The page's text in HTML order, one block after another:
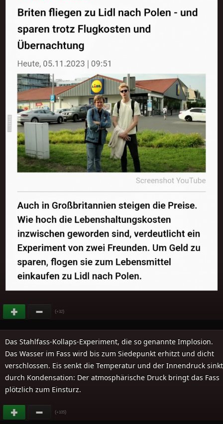
(+32)
Das Stahlfass-Kollaps-Experiment, die so genannte Implosion.
Das Wasser im Fass wird bis zum Siedepunkt erhitzt und dicht
verschlossen. Eis senkt die Temperatur und der Innendruck sinkt
durch Kondensation: Der atmosphärische Druck bringt das Fass
plötzlich zum Einsturz.
(+105)